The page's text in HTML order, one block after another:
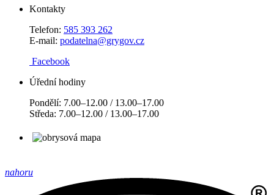
Kontakty
Telefon: 585 393 262
E-mail: podatelna@grygov.cz
Facebook
Úřední hodiny
Pondělí: 7.00–12.00 / 13.00–17.00
Středa: 7.00–12.00 / 13.00–17.00
nahoru